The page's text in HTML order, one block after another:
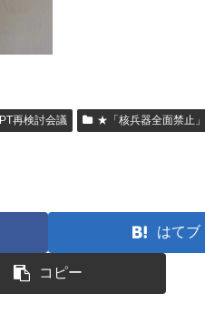
再検討会議 ★「核兵器全面禁止」
はてブ
コピー